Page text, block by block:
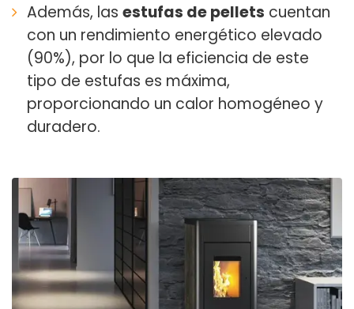
Además, las estufas de pellets cuentan
con un rendimiento energético elevado
(90%), por lo que la eficiencia de este
tipo de estufas es máxima,
proporcionando un calor homogéneo y
duradero.